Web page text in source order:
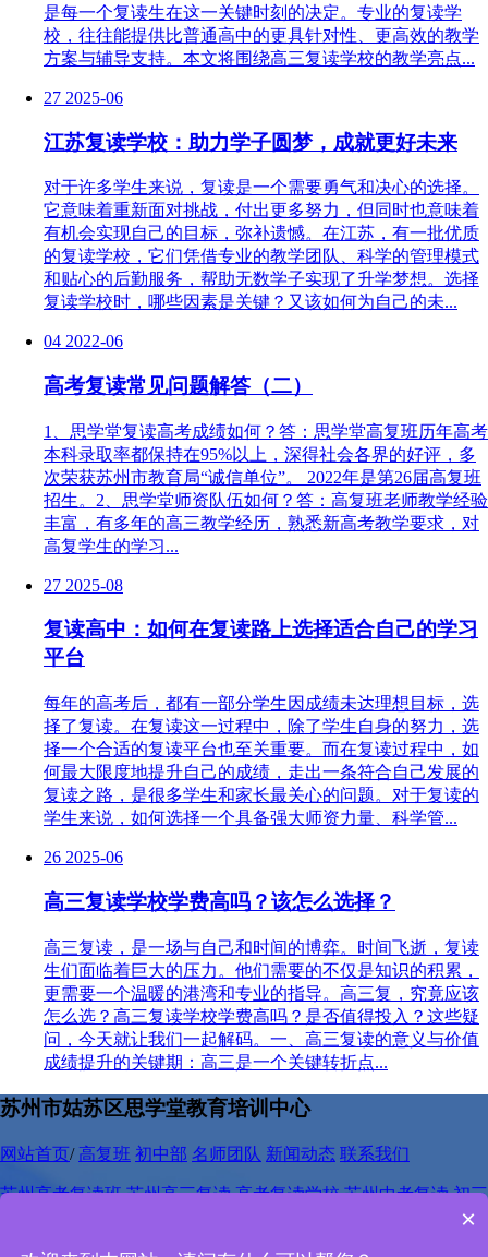
是每一个复读生在这一关键时刻的决定。专业的复读学
校，往往能提供比普通高中的更具针对性、更高效的教学
方案与辅导支持。本文将围绕高三复读学校的教学亮点...
27 2025-06
江苏复读学校：助力学子圆梦，成就更好未来
对于许多学生来说，复读是一个需要勇气和决心的选择。
它意味着重新面对挑战，付出更多努力，但同时也意味着
有机会实现自己的目标，弥补遗憾。在江苏，有一批优质
的复读学校，它们凭借专业的教学团队、科学的管理模式
和贴心的后勤服务，帮助无数学子实现了升学梦想。选择
复读学校时，哪些因素是关键？又该如何为自己的未...
04 2022-06
高考复读常见问题解答（二）
1、思学堂复读高考成绩如何？答：思学堂高复班历年高考
本科录取率都保持在95%以上，深得社会各界的好评，多
次荣获苏州市教育局“诚信单位”。 2022年是第26届高复班
招生。2、思学堂师资队伍如何？答：高复班老师教学经验
丰富，有多年的高三教学经历，熟悉新高考教学要求，对
高复学生的学习...
27 2025-08
复读高中：如何在复读路上选择适合自己的学习
平台
每年的高考后，都有一部分学生因成绩未达理想目标，选
择了复读。在复读这一过程中，除了学生自身的努力，选
择一个合适的复读平台也至关重要。而在复读过程中，如
何最大限度地提升自己的成绩，走出一条符合自己发展的
复读之路，是很多学生和家长最关心的问题。对于复读的
学生来说，如何选择一个具备强大师资力量、科学管...
26 2025-06
高三复读学校学费高吗？该怎么选择？
高三复读，是一场与自己和时间的博弈。时间飞逝，复读
生们面临着巨大的压力。他们需要的不仅是知识的积累，
更需要一个温暖的港湾和专业的指导。高三复，究竟应该
怎么选？高三复读学校学费高吗？是否值得投入？这些疑
问，今天就让我们一起解码。一、高三复读的意义与价值
成绩提升的关键期：高三是一个关键转折点...
苏州市姑苏区思学堂教育培训中心
网站首页/高复班 初中部 名师团队 新闻动态 联系我们
苏州高考复读班 苏州高三复读 高考复读学校 苏州中考复读 初三
×